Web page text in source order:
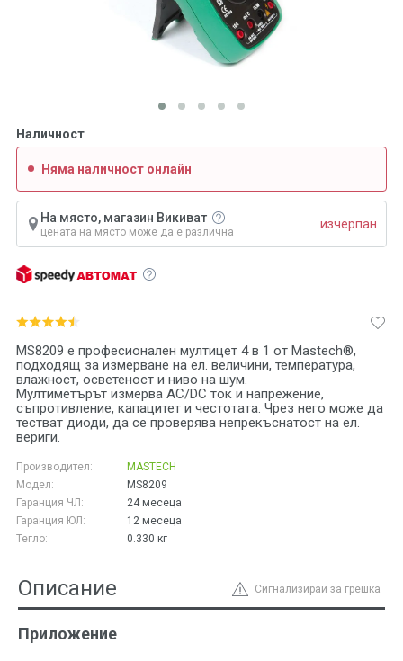
MS8209 е професионален мултицет 4 в 1 от Mastech®,
подходящ за измерване на ел. величини, температура,
влажност, осветеност и ниво на шум.
Мултиметърът измерва AC/DC ток и напрежение,
съпротивление, капацитет и честотата. Чрез него може да
тестват диоди, да се проверява непрекъснатост на ел.
вериги.
Производител:
MASTECH
Модел:
MS8209
Гаранция ЧЛ:
24 месеца
Гаранция ЮЛ:
12 месеца
Тегло:
0.330 кг
Наличност
Няма наличност онлайн
На място, магазин Викиват
цената на място може да е различна
изчерпан
Сигнализирай за грешка
Описание
Приложение